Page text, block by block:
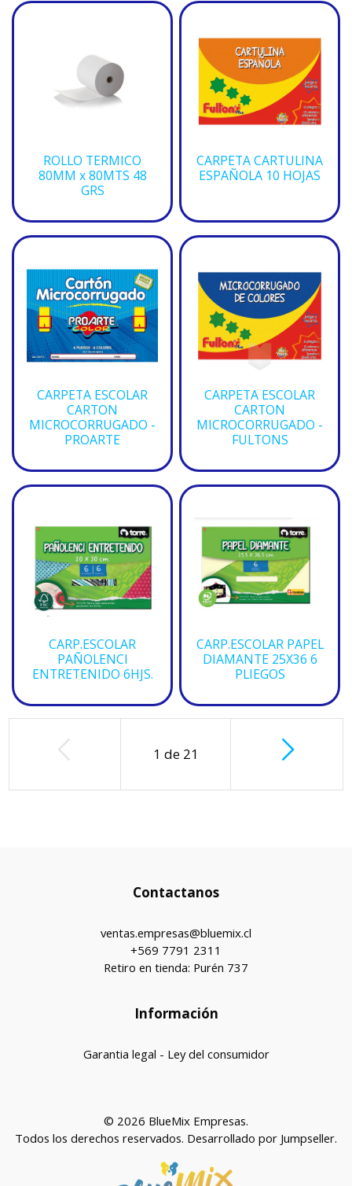
ROLLO TERMICO
80MM x 80MTS 48
GRS
CARPETA CARTULINA
ESPAÑOLA 10 HOJAS
CARPETA ESCOLAR
CARTON
MICROCORRUGADO -
PROARTE
CARPETA ESCOLAR
CARTON
MICROCORRUGADO -
FULTONS
CARP.ESCOLAR
PAÑOLENCI
ENTRETENIDO 6HJS.
CARP.ESCOLAR PAPEL
DIAMANTE 25X36 6
PLIEGOS
1 de 21
Contactanos
ventas.empresas@bluemix.cl
+569 7791 2311
Retiro en tienda: Purén 737
Información
Garantia legal - Ley del consumidor
© 2026 BlueMix Empresas.
Todos los derechos reservados. Desarrollado por Jumpseller.